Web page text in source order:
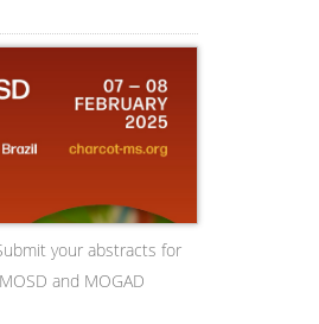
your abstracts for
and MOGAD